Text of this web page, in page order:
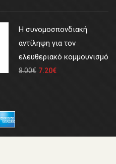
Η συνομοσπονδιακή
αντίληψη για τον
ελευθεριακό κομμουνισμό
8.00€ 7.20€